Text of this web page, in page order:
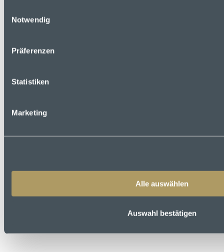
Notwendig
Präferenzen
Statistiken
Marketing
Alle auswählen
Auswahl bestätigen